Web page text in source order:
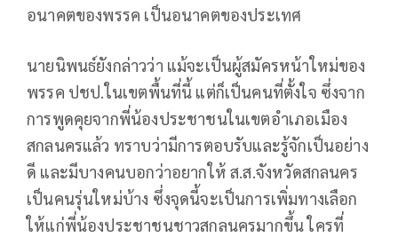
อนาคตของพรรค เป็นอนาคตของประเทศ
นายนิพนธ์ยังกล่าวว่า แม้จะเป็นผู้สมัครหน้าใหม่ของ
พรรค ปชป.ในเขตพื้นที่นี้ แต่ก็เป็นคนที่ตั้งใจ ซึ่งจาก
การพูดคุยจากพี่น้องประชาชนในเขตอำเภอเมือง
สกลนครแล้ว ทราบว่ามีการตอบรับและรู้จักเป็นอย่าง
ดี และมีบางคนบอกว่าอยากให้ ส.ส.จังหวัดสกลนคร
เป็นคนรุ่นใหม่บ้าง ซึ่งจุดนี้จะเป็นการเพิ่มทางเลือก
ให้แก่พี่น้องประชาชนชาวสกลนครมากขึ้น ใครที่